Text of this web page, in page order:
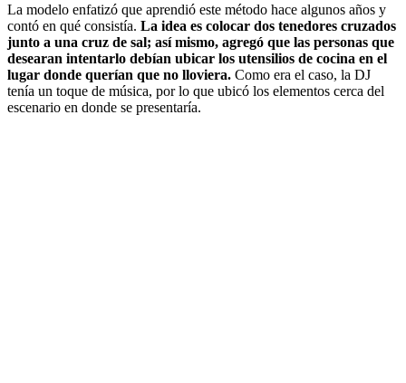
La modelo enfatizó que aprendió este método hace algunos años y
contó en qué consistía. La idea es colocar dos tenedores cruzados
junto a una cruz de sal; así mismo, agregó que las personas que
desearan intentarlo debían ubicar los utensilios de cocina en el
lugar donde querían que no lloviera. Como era el caso, la DJ
tenía un toque de música, por lo que ubicó los elementos cerca del
escenario en donde se presentaría.